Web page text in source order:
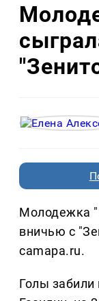
Молодежка
вничью с
camapa.ru.
Голы забили